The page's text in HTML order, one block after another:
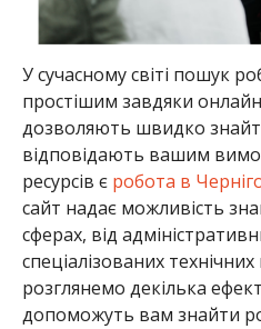
У сучасному світі пошук
простішим завдяки
дозволяють швидко
відповідають вашим
ресурсів є робота в
сайт надає можливість
сферах, від
спеціалізованих
розглянемо декілька
допоможуть вам знайти